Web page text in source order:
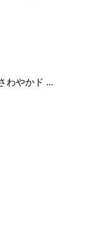
わやかド ...